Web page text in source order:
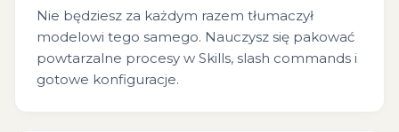
Nie będziesz za każdym razem tłumaczył
modelowi tego samego. Nauczysz się pakować
powtarzalne procesy w Skills, slash commands i
gotowe konfiguracje.